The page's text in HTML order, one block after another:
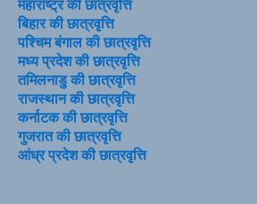
महाराष्ट्र की छात्रवृत्ति
बिहार की छात्रवृत्ति
पश्चिम बंगाल की छात्रवृत्ति
मध्य प्रदेश की छात्रवृत्ति
तमिलनाडु की छात्रवृत्ति
राजस्थान की छात्रवृत्ति
कर्नाटक की छात्रवृत्ति
गुजरात की छात्रवृत्ति
आंध्र प्रदेश की छात्रवृत्ति